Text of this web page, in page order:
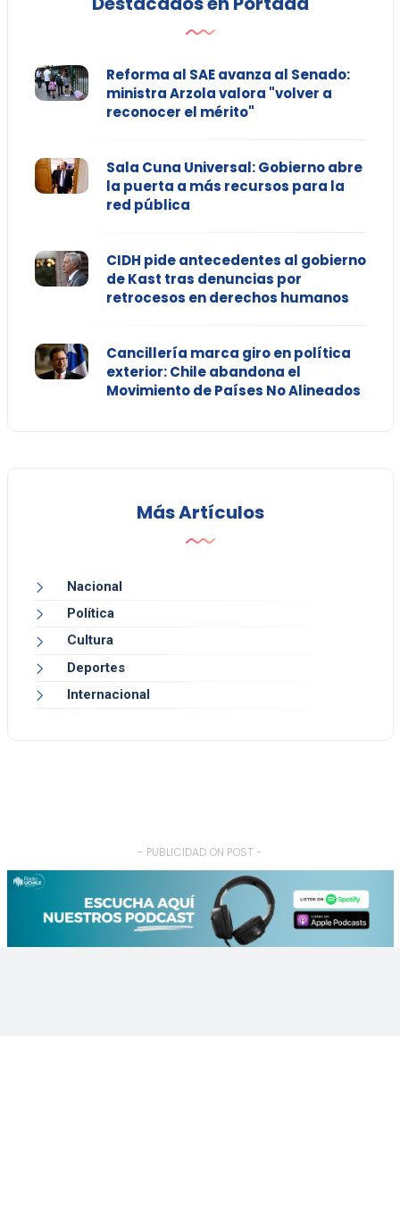
Reforma al SAE avanza al Senado:
ministra Arzola valora "volver a
reconocer el mérito"
Sala Cuna Universal: Gobierno abre
la puerta a más recursos para la
red pública
CIDH pide antecedentes al gobierno
de Kast tras denuncias por
retrocesos en derechos humanos
Cancillería marca giro en política
exterior: Chile abandona el
Movimiento de Países No Alineados
Más Artículos
Nacional
Política
Cultura
Deportes
Internacional
- PUBLICIDAD ON POST -